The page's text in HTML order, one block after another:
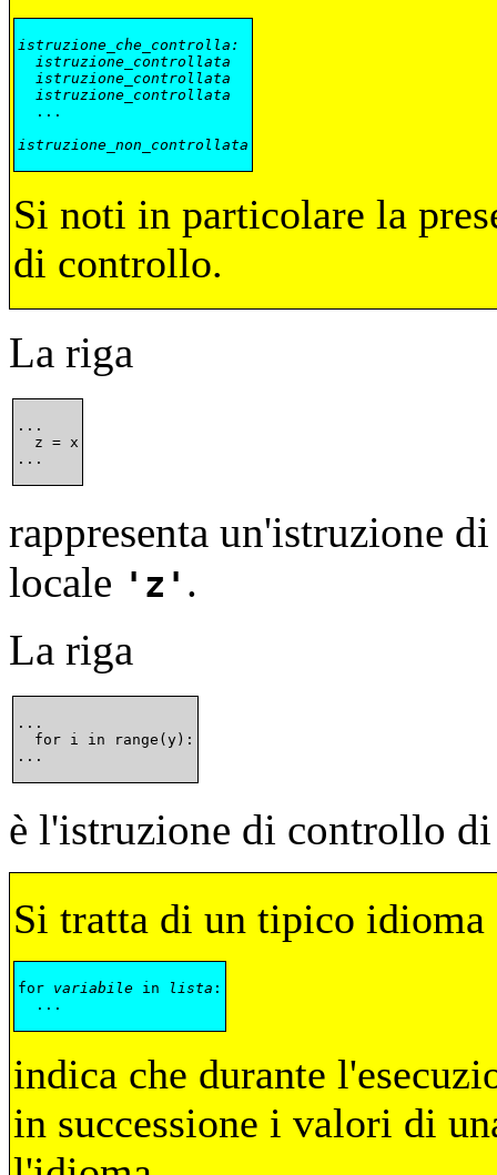
istruzione_che_controlla:
istruzione_controllata
istruzione_controllata
istruzione_controllata
  ...
istruzione_non_controllata
Si noti in particolare la
di controllo.
La riga
...
  z = x
rappresenta un'istruzione
locale
z
.
La riga
...
  for i in range(y):
è l'istruzione di controllo
Si tratta di un tipico idioma
for variabile in lista :
indica che durante
in successione i valori di